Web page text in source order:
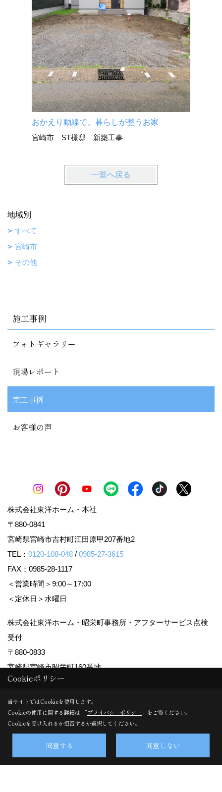
おかえり動線で、暮らしが整うお家
宮崎市 ST様邸 新築工事
一覧へ戻る
地域別
すべて
宮崎市
その他
施工事例
フォトギャラリー
現場レポート
完工事例
お客様の声
株式会社東洋ホーム・本社
〒880-0841
宮崎県宮崎市吉村町江田原甲207番地2
TEL： 0120-108-048 / 0985-27-3615
FAX：0985-28-1117
＜営業時間＞9:00～17:00
＜定休日＞水曜日
株式会社東洋ホーム・昭栄町事務所・アフターサービス点検
受付
〒880-0833
宮崎県宮崎市昭栄町160番地
TEL：0985-28-0355
FAX：0985-29-5456
＜営業時間＞9:00～17:00
＜定休日＞水曜日
Copyright (c) TOYO HOME Co., Ltd. All Rights Reserved.
Cookieポリシー
当サイトではCookieを使用します。
Cookieの使用に関する詳細は 「プライバシーポリシー 」をご覧ください。
Cookieを受け入れるか拒否するか選択してください。
同意する 同意しない